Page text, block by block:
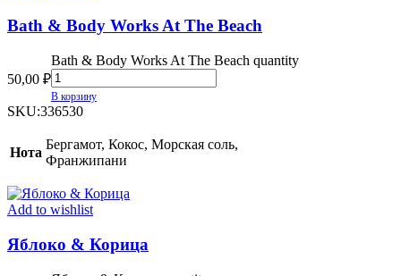
Bath & Body Works At The Beach
50,00 ₽
Bath & Body Works At The Beach quantity
В корзину
SKU:336530
Нота
Бергамот, Кокос, Морская соль,
Франжипани
Add to wishlist
Яблоко & Корица